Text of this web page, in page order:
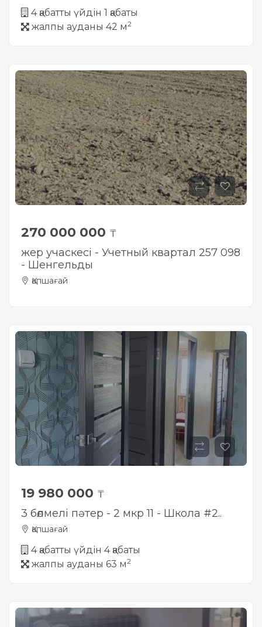
4 қабатты үйдін 1 қабаты
жалпы ауданы 42 м2
270 000 000 ₸
жер учаскесі - Учетный квартал 257 098
- Шенгельды
Қапшағай
19 980 000 ₸
3 бөлмелі пәтер - 2 мкр 11 - Школа #2..
Қапшағай
4 қабатты үйдін 4 қабаты
жалпы ауданы 63 м2